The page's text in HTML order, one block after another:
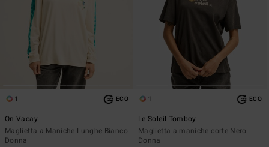
1 ECO
On Vacay
Maglietta a Maniche Lunghe Bianco
Donna
1 ECO
Le Soleil Tomboy
Maglietta a maniche corte Nero
Donna